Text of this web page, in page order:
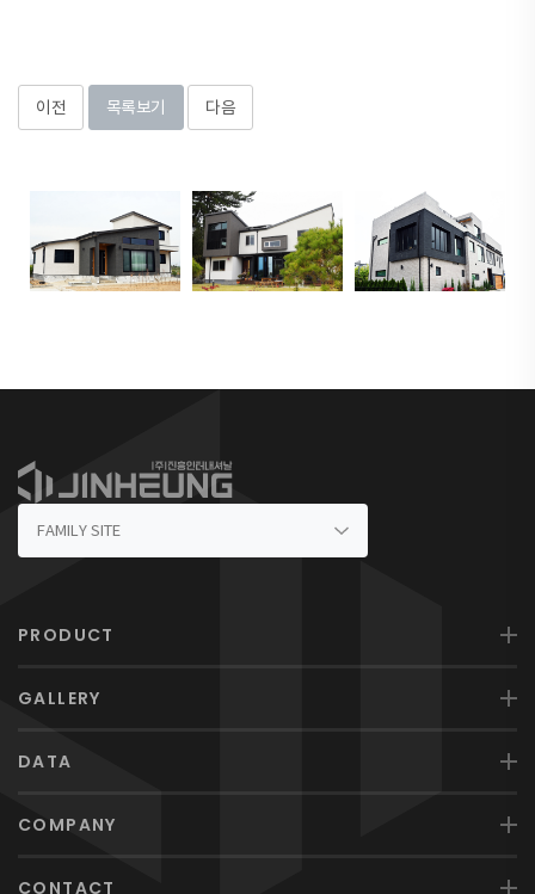
이전 목록보기 다음
PRODUCT
GALLERY
DATA
COMPANY
CONTACT